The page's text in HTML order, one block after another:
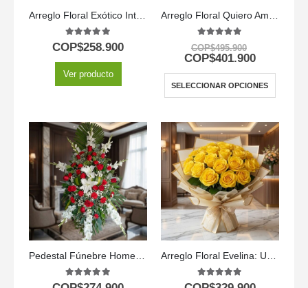
Arreglo Floral Exótico Intocable
5.00out of 5
COP$258.900
Ver producto
Arreglo Floral Quiero Amarte
5.00
COP$495.900
COP$401.900
SELECCIONAR OPCIONES
Pedestal Fúnebre Homenaje
5.00out of 5
Arreglo Floral Evelina: Un Destello de Sol con 24 Rosas ✨
5.00out of 5